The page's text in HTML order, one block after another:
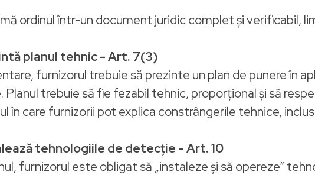
ordinul într-un document juridic complet și verificabil,
planul tehnic - Art. 7(3)
furnizorul trebuie să prezinte un plan de punere în
trebuie să fie fezabil tehnic, proporțional și să
în care furnizorii pot explica constrângerile tehnice,
tehnologiile de detecție - Art. 10
furnizorul este obligat să „instaleze și să opereze”